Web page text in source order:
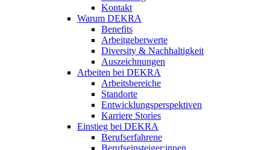
Kontakt
Warum DEKRA
Benefits
Arbeitgeberwerte
Diversity & Nachhaltigkeit
Auszeichnungen
Arbeiten bei DEKRA
Arbeitsbereiche
Standorte
Entwicklungsperspektiven
Karriere Stories
Einstieg bei DEKRA
Berufserfahrene
Berufseinsteiger:innen